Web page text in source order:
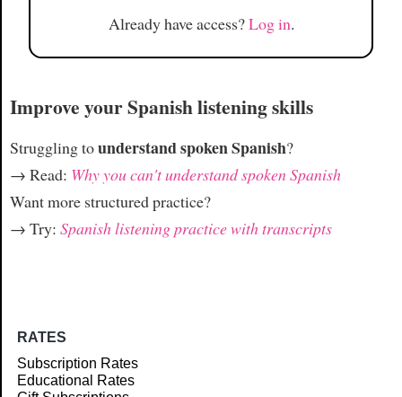
Already have access?Log in.
Improve your Spanish listening skills
Struggling tounderstand spoken Spanish?
→ Read: Why you can't understand spoken Spanish
Want more structured practice?
→ Try: Spanish listening practice with transcripts
RATES
Subscription Rates
Educational Rates